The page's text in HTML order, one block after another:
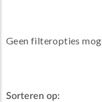
Geen filteropties
Sorteren op: